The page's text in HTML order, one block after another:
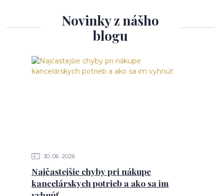
Novinky z nášho
blogu
30 06 2026
Najčastejšie chyby pri nákupe
kancelárskych potrieb a ako sa im